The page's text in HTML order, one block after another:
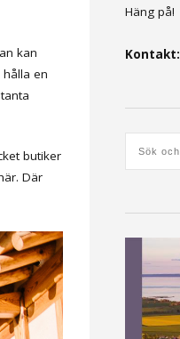
kan
en
butiker
Där
Häng på!
Kontakt: